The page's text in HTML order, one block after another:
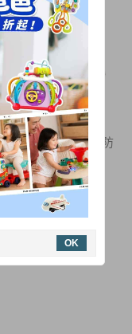
幼童嚕嚕車(消防
車)
OK